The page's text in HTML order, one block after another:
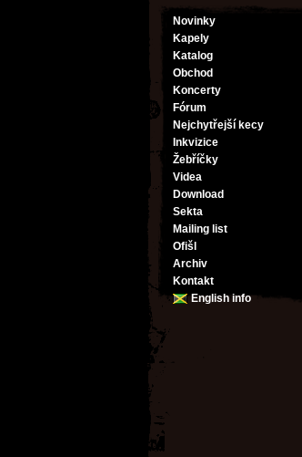
Novinky
Kapely
Katalog
Obchod
Koncerty
Fórum
Nejchytřejší kecy
Inkvizice
Žebříčky
Videa
Download
Sekta
Mailing list
Ofišl
Archiv
Kontakt
English info